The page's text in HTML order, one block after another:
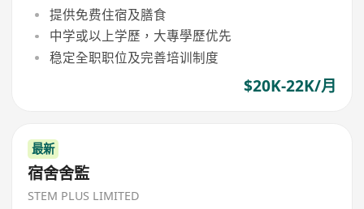
提供免费住宿及膳食
中学或以上学歷，大專學歷优先
稳定全职职位及完善培训制度
$20K-22K/月
最新
宿舍舍監
STEM PLUS LIMITED